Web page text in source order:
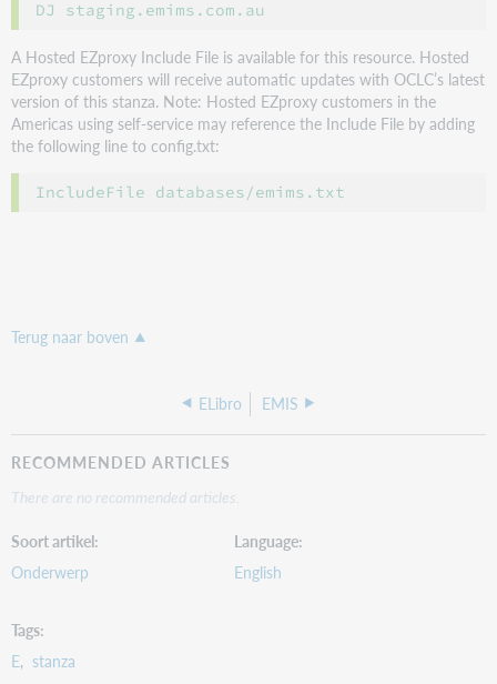
A Hosted EZproxy Include File is available for this resource. Hosted
EZproxy customers will receive automatic updates with OCLC’s latest
version of this stanza. Note: Hosted EZproxy customers in the
Americas using self-service may reference the Include File by adding
the following line to config.txt:
Terug naar boven
ELibro EMIS
RECOMMENDED ARTICLES
There are no recommended articles.
Soort artikel
Onderwerp
Language
English
Tags
E stanza